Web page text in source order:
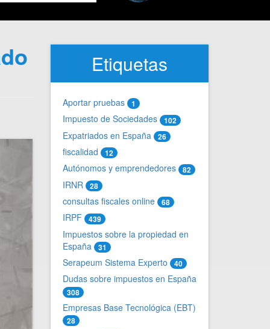
Etiquetas
Aportar pruebas 1
Impuesto de Sociedades 102
Expatriados en España 26
fiscalidad 12
Autónomos y emprendedores 82
IRNR 28
consultas fiscales online 68
IRPF 439
Impuestos sobre la propiedad en
España
31
Serapeum Sistema Experto 40
Dudas sobre impuestos en España
308
Empresas Base Tecnológica (EBT)
28